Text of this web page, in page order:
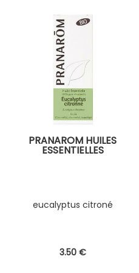
PRANAROM HUILES
ESSENTIELLES
eucalyptus citroné
3.50 €